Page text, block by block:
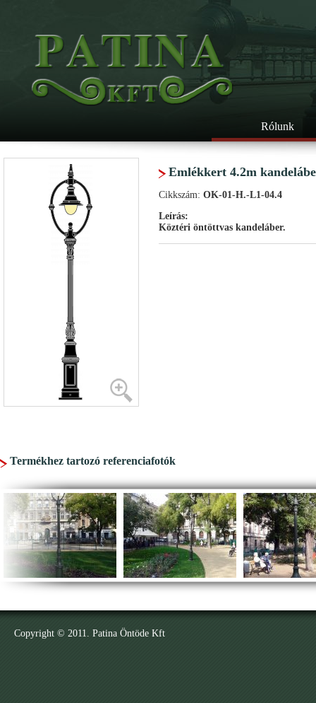
Rólunk
Emlékkert 4.2m
Cikkszám: OK-01-H.-L1-04.4
Leírás:
Köztéri öntöttvas kandeláber.
Termékhez tartozó referenciafotók
Copyright © 2011. Patina Öntöde Kft